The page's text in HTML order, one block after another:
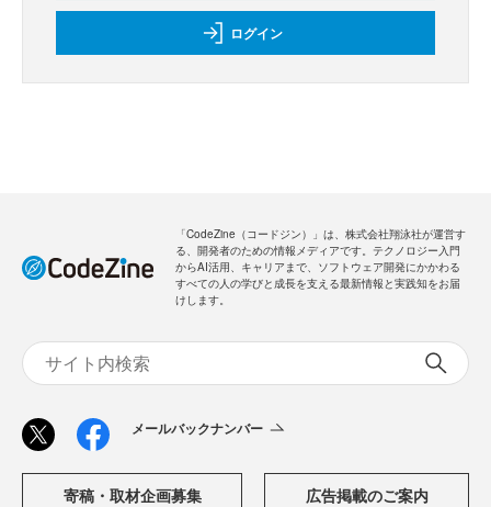
ログイン
「CodeZine（コードジン）」は、株式会社翔泳社が運営す
る、開発者のための情報メディアです。テクノロジー入門
からAI活用、キャリアまで、ソフトウェア開発にかかわる
すべての人の学びと成長を支える最新情報と実践知をお届
けします。
メールバックナンバー
寄稿・取材企画募集 広告掲載のご案内